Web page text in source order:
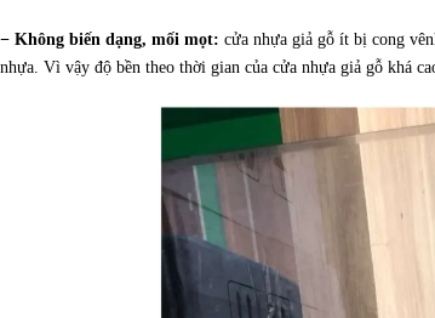
− Không biến dạng, mối mọt: cửa nhựa giả gỗ ít bị cong
nhựa. Vì vậy độ bền theo thời gian của cửa nhựa giả gỗ khá